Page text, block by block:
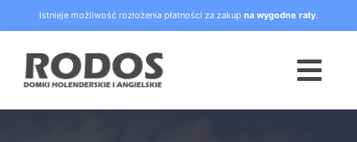
to
content
Istnieje możliwość rozłożenia płatności za zakup na wygodne raty.